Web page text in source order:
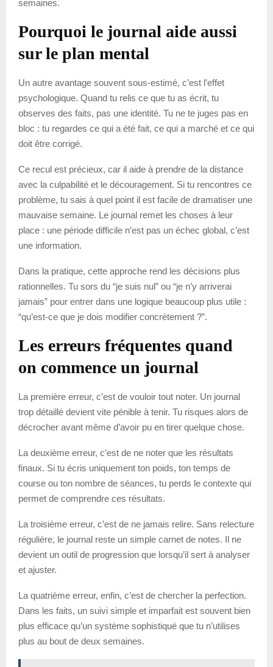
semaines.
Pourquoi le journal aide aussi
sur le plan mental
Un autre avantage souvent sous-estimé, c’est l’effet
psychologique. Quand tu relis ce que tu as écrit, tu
observes des faits, pas une identité. Tu ne te juges pas en
bloc : tu regardes ce qui a été fait, ce qui a marché et ce qui
doit être corrigé.
Ce recul est précieux, car il aide à prendre de la distance
avec la culpabilité et le découragement. Si tu rencontres ce
problème, tu sais à quel point il est facile de dramatiser une
mauvaise semaine. Le journal remet les choses à leur
place : une période difficile n’est pas un échec global, c’est
une information.
Dans la pratique, cette approche rend les décisions plus
rationnelles. Tu sors du “je suis nul” ou “je n’y arriverai
jamais” pour entrer dans une logique beaucoup plus utile :
“qu’est-ce que je dois modifier concrètement ?”.
Les erreurs fréquentes quand
on commence un journal
La première erreur, c’est de vouloir tout noter. Un journal
trop détaillé devient vite pénible à tenir. Tu risques alors de
décrocher avant même d’avoir pu en tirer quelque chose.
La deuxième erreur, c’est de ne noter que les résultats
finaux. Si tu écris uniquement ton poids, ton temps de
course ou ton nombre de séances, tu perds le contexte qui
permet de comprendre ces résultats.
La troisième erreur, c’est de ne jamais relire. Sans relecture
régulière, le journal reste un simple carnet de notes. Il ne
devient un outil de progression que lorsqu’il sert à analyser
et ajuster.
La quatrième erreur, enfin, c’est de chercher la perfection.
Dans les faits, un suivi simple et imparfait est souvent bien
plus efficace qu’un système sophistiqué que tu n’utilises
plus au bout de deux semaines.